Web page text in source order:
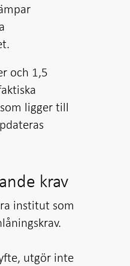
och 1,5
ligger till
krav
institut som
utgör inte